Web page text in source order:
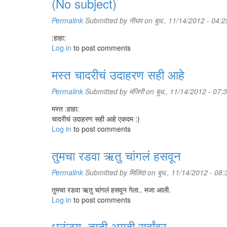
Permalink Submitted by नीधपon बुध., 11/14/2012 -
:हाहा:
Log in to post comments
मस्त चादरीचं उदाहरण सही आहे
Permalink Submitted by मंजिरीon बुध., 11/14/2012 -
मस्त :हाहा:
चादरीचं उदाहरण सही आहे एकदम :)
Log in to post comments
तुमचा रडवा ऋतु चांगलं हसवून
Permalink Submitted by मिलिंदाon बुध., 11/14/2012 -
तुमचा रडवा ऋतु चांगलं हसवून गेला.. मजा आली.
Log in to post comments